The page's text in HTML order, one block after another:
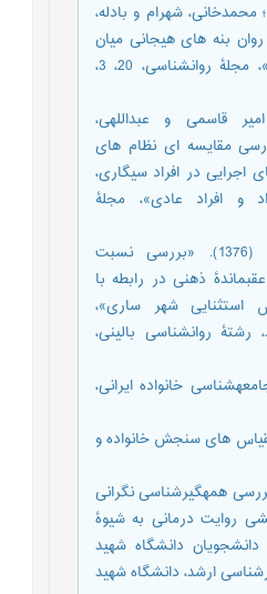
شهرام و بادله،
روان بنه های هیجانی میان
افراد معتاد و غیر معتاد»، مجلۀ روانشناسی، 20، 3،
قاسمی و عبداللهی،
«بررسی مقایسه ای نظام های
اجرایی در افراد سیگاری،
و افراد عادی»، مجلۀ
ایلایی، احترام السادات (1376). «بررسی نسبت
ذهنی در رابطه با
استثنایی شهر ساری»،
رشتۀ روانشناسی بالینی،
تقی (1390). جامعهشناسی خانواده ایرانی،
باقر (7831). مقیاس های سنجش خانواده و
(1388). «بررسی همهگیرشناسی نگرانی
روایت درمانی به شیوۀ
دانشگاه شهید
ارشد، دانشگاه شهید